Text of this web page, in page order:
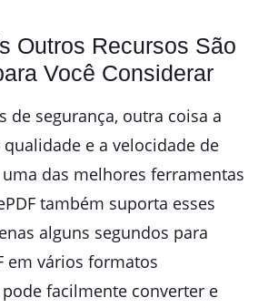
Outros Recursos São
Você Considerar
de segurança, outra coisa a
e a velocidade de
das melhores ferramentas
também suporta esses
alguns segundos para
em vários formatos
facilmente converter e